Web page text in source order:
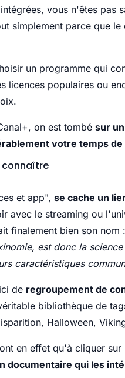
vous n'êtes pas
simplement parce que
un programme qui
licences populaires ou
on est tombé sur
votre temps
connaître
et app", se cache un
avec le streaming ou
finalement bien son nom :
est donc la
caractéristiques
de regroupement de
bibliothèque de
Halloween,
en effet qu'à cliquer
documentaire qui les